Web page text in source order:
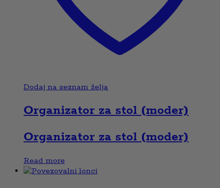
Dodaj na seznam želja
Organizator za stol (moder)
Organizator za stol (moder)
Read more